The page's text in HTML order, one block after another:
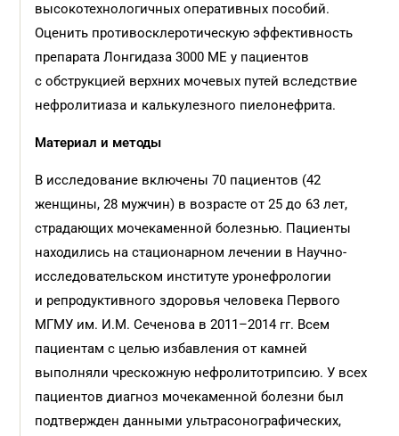
высокотехнологичных оперативных пособий.
Оценить противосклеротическую эффективность
препарата Лонгидаза 3000 МЕ у пациентов
с обструкцией верхних мочевых путей вследствие
нефролитиаза и калькулезного пиелонефрита.
Материал и методы
В исследование включены 70 пациентов (42
женщины, 28 мужчин) в возрасте от 25 до 63 лет,
страдающих мочекаменной болезнью. Пациенты
находились на стационарном лечении в Научно-
исследовательском институте уронефрологии
и репродуктивного здоровья человека Первого
МГМУ им. И.М. Сеченова в 2011–2014 гг. Всем
пациентам с целью избавления от камней
выполняли чрескожную нефролитотрипсию. У всех
пациентов диагноз мочекаменной болезни был
подтвержден данными ультрасоно­графических,